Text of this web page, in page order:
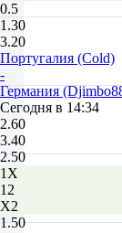
0.5
1.30
3.20
Португалия (Cold)
-
Германия
Сегодня в 14:34
2.60
3.40
2.50
1X
12
X2
1.50